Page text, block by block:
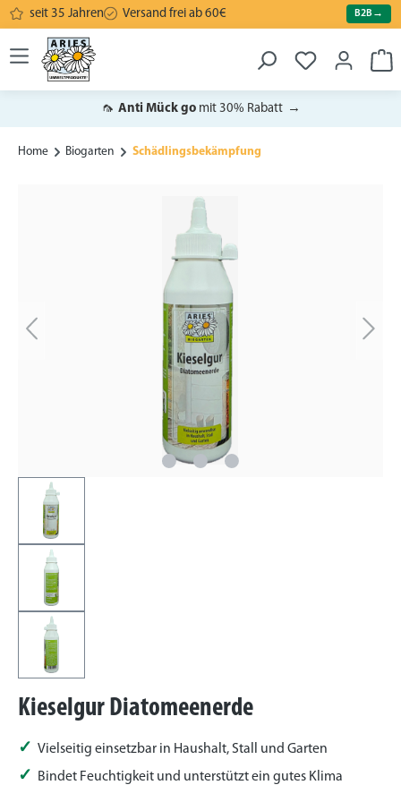
springen
seit 35 Jahren Versand frei ab 60€ B2B→
🦟 Anti Mück go mit 30% Rabatt →
Home Biogarten Schädlingsbekämpfung
Kieselgur Diatomeenerde
Vielseitig einsetzbar in Haushalt, Stall und Garten
Bindet Feuchtigkeit und unterstützt ein gutes Klima